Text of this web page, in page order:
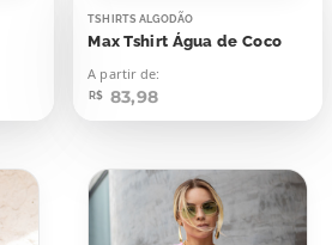
TSHIRTS ALGODÃO
Max Tshirt Água de Coco
A partir de:
R$ 83,98